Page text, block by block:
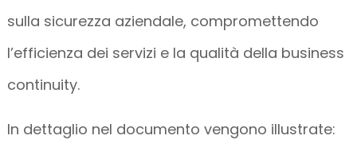
sulla sicurezza aziendale, compromettendo
l’efficienza dei servizi e la qualità della business
continuity.
In dettaglio nel documento vengono illustrate: